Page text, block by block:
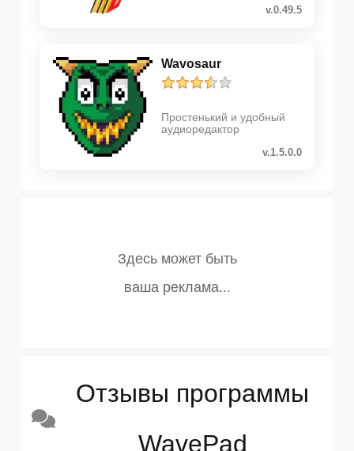
v.0.49.5
Wavosaur
Простенький и удобный
аудиоредактор
v.1.5.0.0
Отзывы программы
WavePad